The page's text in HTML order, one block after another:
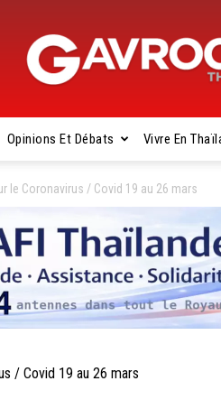
Gavroche
Thaïlande
Opinions Et Débats Vivre En
le Coronavirus / Covid 19 au 26 mars
/ Covid 19 au 26 mars